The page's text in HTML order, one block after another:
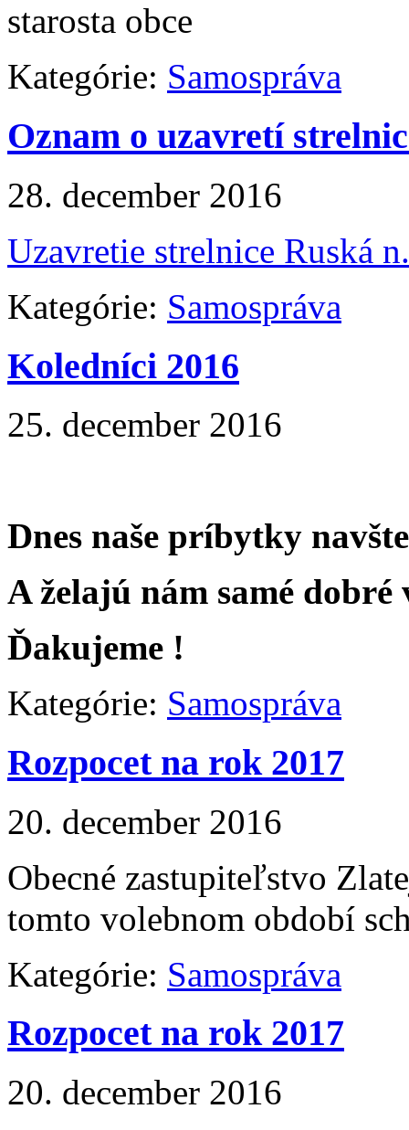
starosta obce
Kategórie: Samospráva
Oznam o uzavretí
28. december 2016
Uzavretie strelnice Ruská
Kategórie: Samospráva
Koledníci 2016
25. december 2016
Dnes naše príbytky
A želajú nám samé dobré
Ďakujeme !
Kategórie: Samospráva
Rozpocet na rok 2017
20. december 2016
Obecné zastupiteľstvo
tomto volebnom období
Kategórie: Samospráva
Rozpocet na rok 2017
20. december 2016